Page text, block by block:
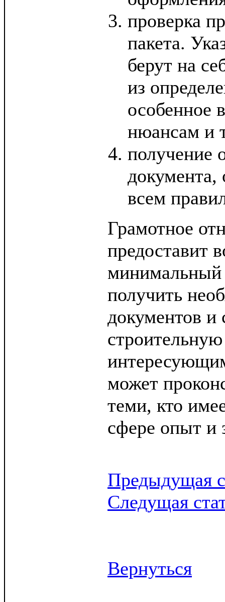
проверка
пакета.
берут на
из
особенное
нюансам и
получение
всем
Грамотное
предоставит
минимальный
получить
документов и
может
теми, кто
сфере опыт и
Предыдущая
Следущая
Вернуться